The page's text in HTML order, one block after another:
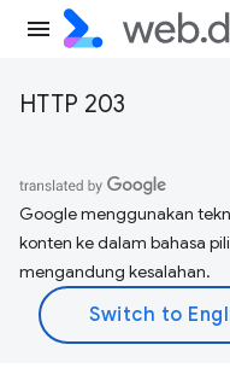
HTTP 203
Google menggunakan
konten ke dalam bahasa
mengandung kesalahan.